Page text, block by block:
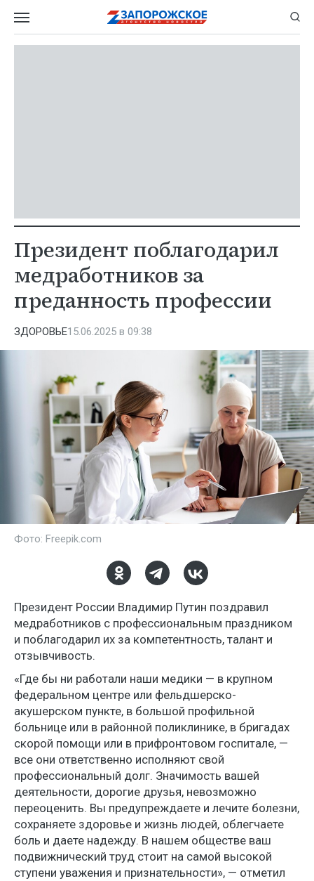
Президент поблагодарил
медработников за
преданность профессии
ЗДОРОВЬЕ15.06.2025 в 09:38
Фото: Freepik.com
Президент России Владимир Путин поздравил
медработников с профессиональным праздником
и поблагодарил их за компетентность, талант и
отзывчивость.
«Где бы ни работали наши медики — в крупном
федеральном центре или фельдшерско-
акушерском пункте, в большой профильной
больнице или в районной поликлинике, в бригадах
скорой помощи или в прифронтовом госпитале, —
все они ответственно исполняют свой
профессиональный долг. Значимость вашей
деятельности, дорогие друзья, невозможно
переоценить. Вы предупреждаете и лечите болезни,
сохраняете здоровье и жизнь людей, облегчаете
боль и даете надежду. В нашем обществе ваш
подвижнический труд стоит на самой высокой
ступени уважения и признательности», — отметил